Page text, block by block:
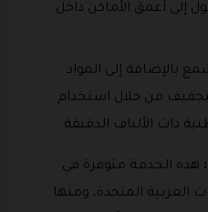
إلى أعمق الأماكن داخل
بالإضافة إلى المواد
من خلال استخدام
ذات الألياف الدقيقة.
هذه الخدمة متوفرة في
العربية المتحدة، ومنها